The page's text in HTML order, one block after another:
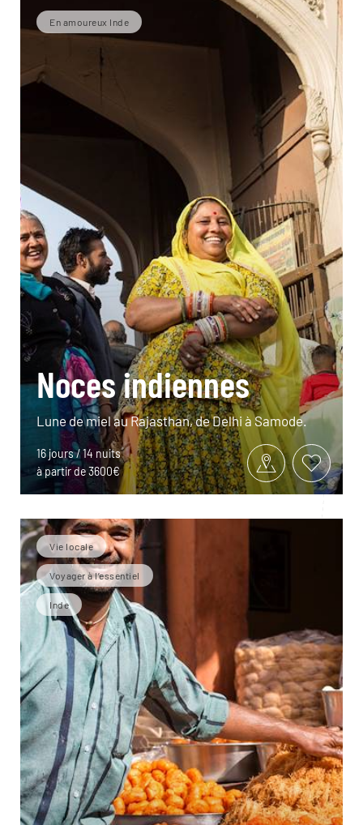
En amoureux Inde
Noces indiennes
Lune de miel au Rajasthan, de Delhi à Samode.
16 jours / 14 nuits
à partir de 3600€
Vie locale
Voyager à l’essentiel
Inde